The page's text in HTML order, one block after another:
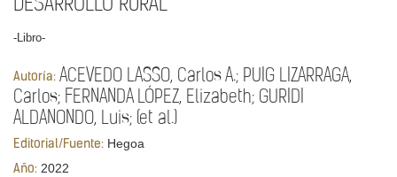
DESARROLLO RURAL
-Libro-
Autoría: ACEVEDO LASSO, Carlos A.; PUIG LIZARRAGA,
Carlos; FERNANDA LÓPEZ, Elizabeth; GURIDI
ALDANONDO, Luis; (et al.)
Editorial/Fuente: Hegoa
Año: 2022